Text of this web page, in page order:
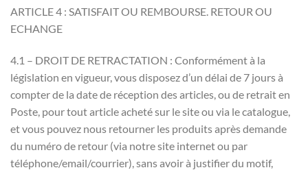
ARTICLE 4 : SATISFAIT OU REMBOURSE. RETOUR OU
ECHANGE
4.1 – DROIT DE RETRACTATION : Conformément à la
législation en vigueur, vous disposez d’un délai de 7 jours à
compter de la date de réception des articles, ou de retrait en
Poste, pour tout article acheté sur le site ou via le catalogue,
et vous pouvez nous retourner les produits après demande
du numéro de retour (via notre site internet ou par
téléphone/email/courrier), sans avoir à justifier du motif,